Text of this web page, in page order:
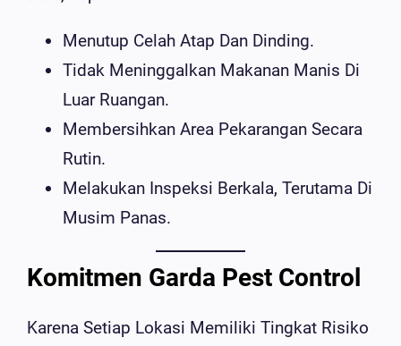
Menutup Celah Atap Dan Dinding.
Tidak Meninggalkan Makanan Manis Di
Luar Ruangan.
Membersihkan Area Pekarangan Secara
Rutin.
Melakukan Inspeksi Berkala, Terutama Di
Musim Panas.
Komitmen Garda Pest Control
Karena Setiap Lokasi Memiliki Tingkat Risiko